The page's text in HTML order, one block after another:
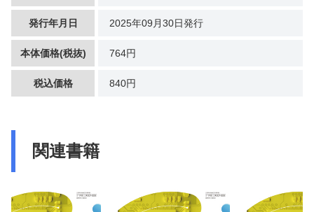
発行年月日 2025年09月30日発行
本体価格(税抜) 764円
税込価格 840円
関連書籍